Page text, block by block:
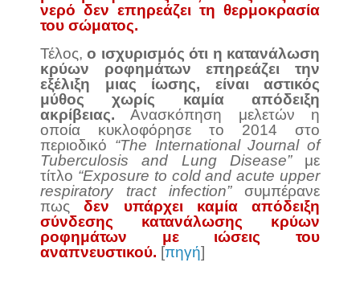
νερό δεν επηρεάζει τη θερμοκρασία
του σώματος.
Τέλος,ο ισχυρισμός ότι η κατανάλωση
κρύων ροφημάτων επηρεάζει την
εξέλιξη μιας ίωσης, είναι αστικός
μύθος χωρίς καμία απόδειξη
ακρίβειας. Ανασκόπηση μελετών η
οποία κυκλοφόρησε το 2014 στο
περιοδικό “The International Journal of
Tuberculosis and Lung Disease”με
τίτλο “Exposure to cold and acute upper
respiratory tract infection”συμπέρανε
πωςδεν υπάρχει καμία απόδειξη
σύνδεσης κατανάλωσης κρύων
ροφημάτων με ιώσεις του
αναπνευστικού. [πηγή]